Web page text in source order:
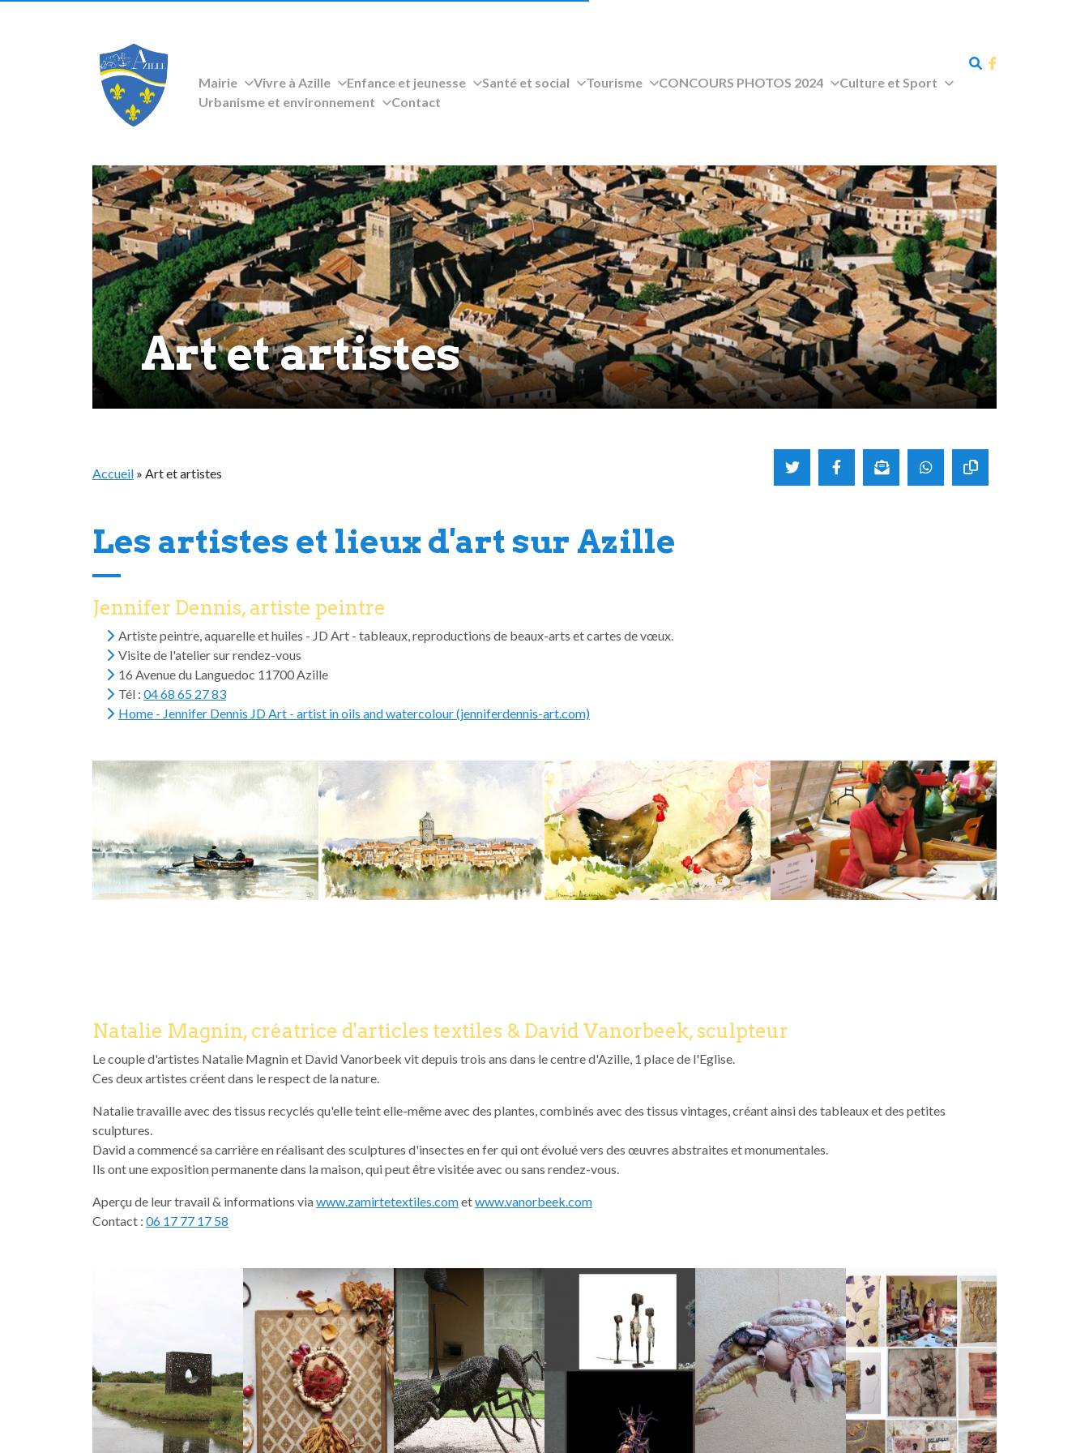
Mairie Vivre à Azille Enfance et jeunesse Santé et social Tourisme CONCOURS PHOTOS 2024
Culture et Sport
Urbanisme et environnement
Contact
Art et artistes
Accueil » Art et artistes
Les artistes et lieux d'art sur Azille
Jennifer Dennis, artiste peintre
Artiste peintre, aquarelle et huiles - JD Art - tableaux, reproductions de beaux-arts et cartes de vœux.
Visite de l'atelier sur rendez-vous
16 Avenue du Languedoc 11700 Azille
Tél : 04 68 65 27 83
Home - Jennifer Dennis JD Art - artist in oils and watercolour (jenniferdennis-art.com)
Natalie Magnin, créatrice d'articles textiles & David Vanorbeek, sculpteur
Le couple d'artistes Natalie Magnin et David Vanorbeek vit depuis trois ans dans le centre d'Azille, 1 place de l'Eglise.
Ces deux artistes créent dans le respect de la nature.
Natalie travaille avec des tissus recyclés qu'elle teint elle-même avec des plantes, combinés avec des tissus vintages, créant ainsi des tableaux et des petites
sculptures.
David a commencé sa carrière en réalisant des sculptures d'insectes en fer qui ont évolué vers des œuvres abstraites et monumentales.
Ils ont une exposition permanente dans la maison, qui peut être visitée avec ou sans rendez-vous.
Aperçu de leur travail & informations viawww.zamirtetextiles.cometwww.vanorbeek.com
Contact : 06 17 77 17 58